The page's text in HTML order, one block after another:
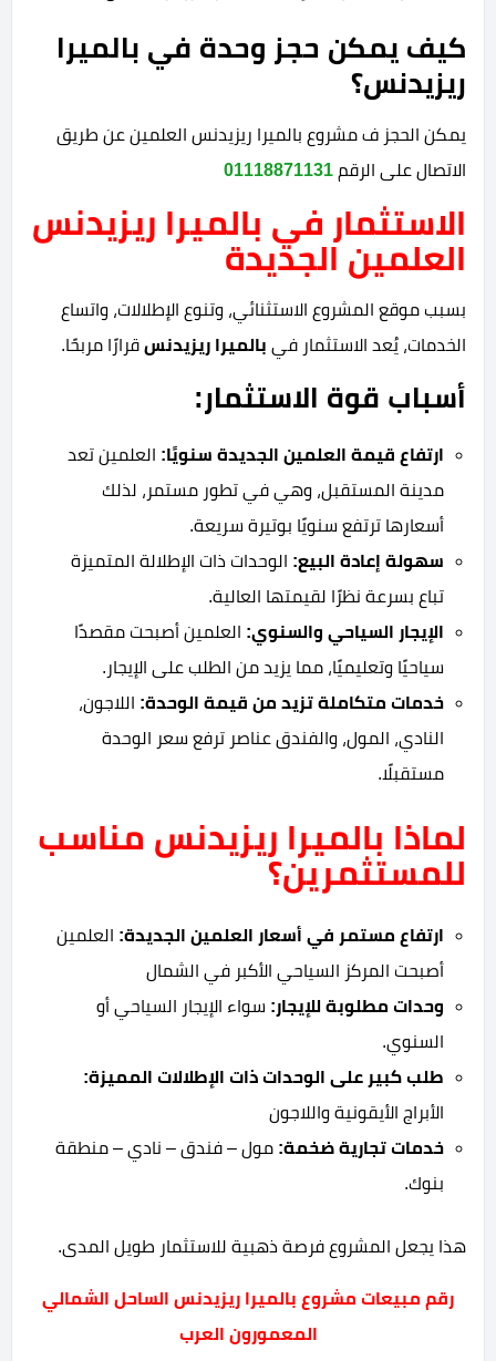
كيف يمكن حجز وحدة في بالميرا
ريزيدنس؟
يمكن الحجز ف مشروع بالميرا ريزيدنس العلمين عن طريق
الاتصال على الرقم 01118871131
الاستثمار في بالميرا ريزيدنس
العلمين الجديدة
بسبب موقع المشروع الاستثنائي، وتنوع الإطلالات، واتساع
الخدمات، يُعد الاستثمار في بالميرا ريزيدنس قرارًا مربحًا.
أسباب قوة الاستثمار:
ارتفاع قيمة العلمين الجديدة سنويًا: العلمين تعد
مدينة المستقبل، وهي في تطور مستمر، لذلك
أسعارها ترتفع سنويًا بوتيرة سريعة.
سهولة إعادة البيع: الوحدات ذات الإطلالة المتميزة
تباع بسرعة نظرًا لقيمتها العالية.
الإيجار السياحي والسنوي: العلمين أصبحت مقصدًا
سياحيًا وتعليميًا، مما يزيد من الطلب على الإيجار.
خدمات متكاملة تزيد من قيمة الوحدة: اللاجون،
النادي، المول، والفندق عناصر ترفع سعر الوحدة
مستقبلًا.
لماذا بالميرا ريزيدنس مناسب
للمستثمرين؟
ارتفاع مستمر في أسعار العلمين الجديدة: العلمين
أصبحت المركز السياحي الأكبر في الشمال
وحدات مطلوبة للإيجار: سواء الإيجار السياحي أو
السنوي.
طلب كبير على الوحدات ذات الإطلالات المميزة:
الأبراج الأيقونية واللاجون
خدمات تجارية ضخمة: مول – فندق – نادي – منطقة
بنوك.
هذا يجعل المشروع فرصة ذهبية للاستثمار طويل المدى.
رقم مبيعات مشروع بالميرا ريزيدنس الساحل الشمالي
المعمورون العرب